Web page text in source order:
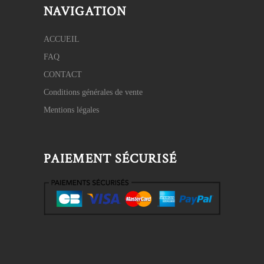
NAVIGATION
ACCUEIL
FAQ
CONTACT
Conditions générales de vente
Mentions légales
PAIEMENT SÉCURISÉ